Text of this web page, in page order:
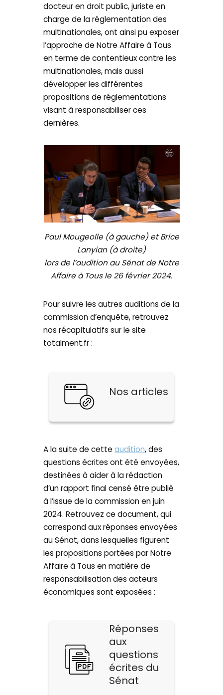
docteur en droit public, juriste en
charge de la réglementation des
multinationales, ont ainsi pu exposer
l’approche de Notre Affaire à Tous
en terme de contentieux contre les
multinationales, mais aussi
développer les différentes
propositions de réglementations
visant à responsabiliser ces
dernières.
Paul Mougeolle (à gauche) et Brice
Lanyian (à droite)
lors de l’audition au Sénat de Notre
Affaire à Tous le 26 février 2024.
Pour suivre les autres auditions de la
commission d’enquête, retrouvez
nos récapitulatifs sur le site
totalment.fr :
Nos articles
A la suite de cetteaudition, des
questions écrites ont été envoyées,
destinées à aider à la rédaction
d’un rapport final censé être publié
à l’issue de la commission en juin
2024. Retrouvez ce document, qui
correspond aux réponses envoyées
au Sénat, dans lesquelles figurent
les propositions portées par Notre
Affaire à Tous en matière de
responsabilisation des acteurs
économiques sont exposées :
Réponses
aux
questions
écrites du
Sénat